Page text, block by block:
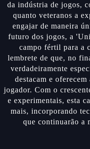
da indústria de jogos,
quanto veteranos a
engajar de maneira
futuro dos jogos, a
campo fértil para a
lembrete de que, no
verdadeiramente
destacam e
jogador. Com o
e experimentais, esta
mais, incorporando
que continuarão a